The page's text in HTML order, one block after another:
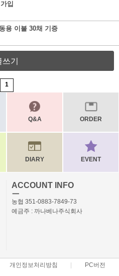
입
용 이불 30채 기증
쓰기
1
Q&A ORDER
DIARY EVENT
ACCOUNT INFO
ㅡ
농협 351-0883-7849-73
예금주 : 까나베나주식회사
개인정보처리방침 PC버전